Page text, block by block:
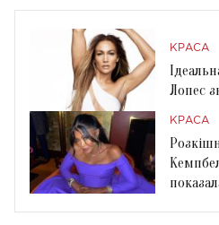
КРАСА
Лопес
КРАСА